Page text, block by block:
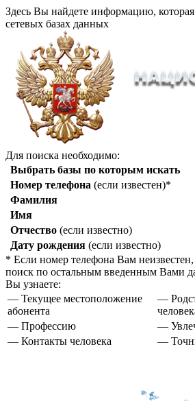
Здесь Вы найдете информацию,
сетевых базах данных
Для поиска необходимо:
Выбрать базы по которым искать
Номер телефона (если известен)*
Фамилия
Имя
Отчество (если известно)
Дату рождения (если известно)
* Если номер телефона Вам неизвестен,
поиск по остальным введенным Вами
Вы узнаете:
— Текущее местоположение
абонента
—
— Профессию
—
— Контакты человека
—